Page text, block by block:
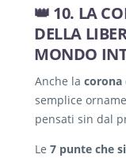
👑 10. LA
DELLA
MONDO
Anche la corona
semplice
pensati sin dal
Le 7 punte che